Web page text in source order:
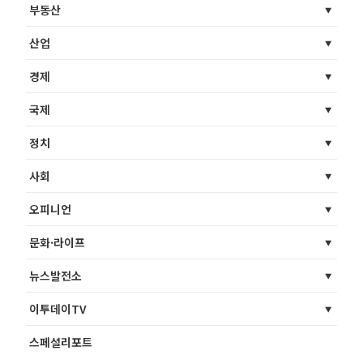
부동산
산업
경제
국제
정치
사회
오피니언
문화·라이프
뉴스발전소
이투데이TV
스페셜리포트